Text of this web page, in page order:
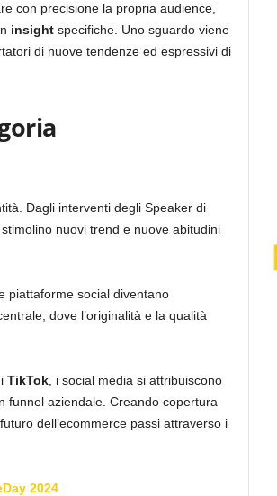
con precisione la propria audience,
insightspecifiche. Uno sguardo viene
di nuove tendenze ed espressivi di
Dagli interventi degli Speaker di
nuovi trend e nuove abitudini
piattaforme social diventano
dove l’originalità e la qualità
TikTok, i social media si attribuiscono
funnel aziendale. Creando copertura
dell’ecommerce passi attraverso i
2024